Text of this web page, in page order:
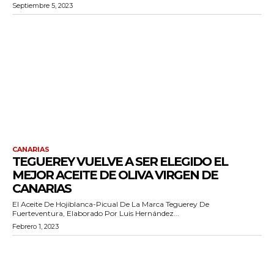
Septiembre 5, 2023
CANARIAS
TEGUEREY VUELVE A SER ELEGIDO EL
MEJOR ACEITE DE OLIVA VIRGEN DE
CANARIAS
El Aceite De Hojiblanca-Picual De La Marca Teguerey De
Fuerteventura, Elaborado Por Luis Hernández...
Febrero 1, 2023